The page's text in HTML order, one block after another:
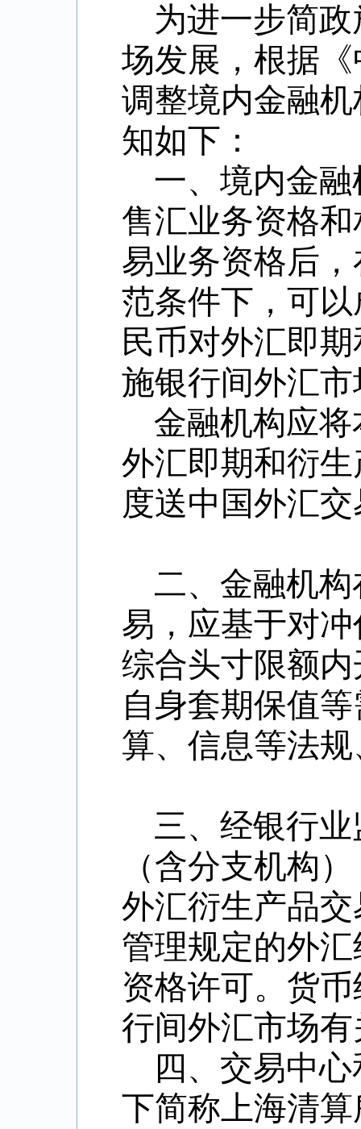
为进一步简
场发展，根据
调整境内金融
知如下：
一、境内金
售汇业务资格和
易业务资格后
范条件下，可
民币对外汇即
施银行间外汇
金融机构应
外汇即期和衍
度送中国外汇
二、金融机
易，应基于对
综合头寸限额
自身套期保值
算、信息等法
三、经银行
（含分支机构
外汇衍生产品
管理规定的外
资格许可。货
行间外汇市场
四、交易中
下简称上海清